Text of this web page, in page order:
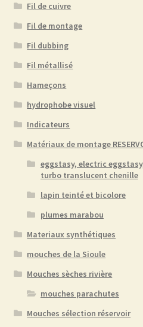
Fil de cuivre
Fil de montage
Fil dubbing
Fil métallisé
Hameçons
hydrophobe visuel
Indicateurs
Matériaux de montage
eggstasy, electric
turbo translucent chenille
lapin teinté et bicolore
plumes marabou
Materiaux synthétiques
mouches de la Sioule
Mouches sèches rivière
mouches parachutes
Mouches sélection réservoir